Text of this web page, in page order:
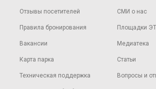
Отзывы посетителей
Правила бронирования
Вакансии
Карта парка
Техническая поддержка
СМИ о нас
Площадки
Медиатека
Статьи
Вопросы и